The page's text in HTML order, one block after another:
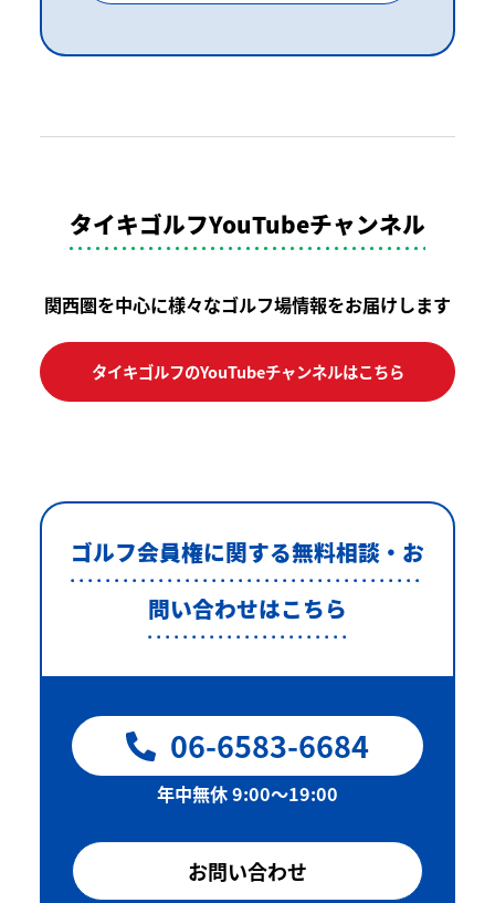
タイキゴルフYouTubeチャンネル
関西圏を中心に様々なゴルフ場情報をお届けします
タイキゴルフのYouTubeチャンネルはこちら
ゴルフ会員権に関する無料相談・お
問い合わせはこちら
06-6583-6684
年中無休 9:00〜19:00
お問い合わせ